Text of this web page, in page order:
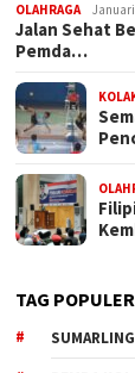
OLAHRAGA Januari
Jalan Sehat
Pemda…
TAG POPULER